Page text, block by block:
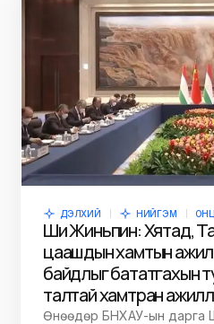
ДЭЛХИЙ НИЙГЭМ
Ши Жиньпин: Хятад,
цаашдын хамтын
байдлыг бататгахын
талтай хамтран
Өнөөдөр БНХАУ-ын дарга